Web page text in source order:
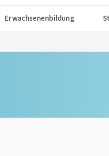
Erwachsenenbildung